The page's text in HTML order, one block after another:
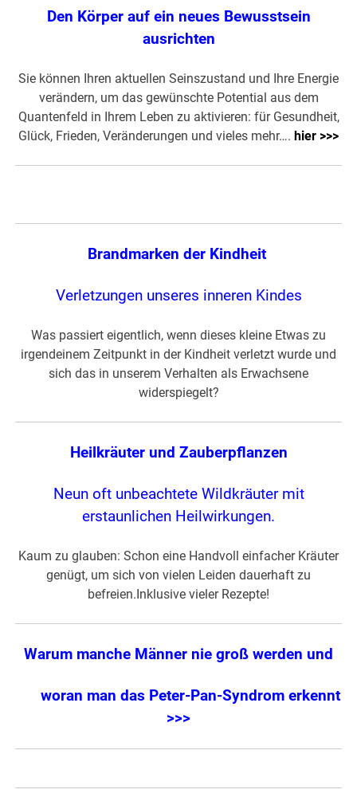
Den Körper auf ein neues Bewusstsein
ausrichten
Sie können Ihren aktuellen Seinszustand und Ihre Energie
verändern, um das gewünschte Potential aus dem
Quantenfeld in Ihrem Leben zu aktivieren: für Gesundheit,
Glück, Frieden, Veränderungen und vieles mehr…. hier >>>
Brandmarken der Kindheit
Verletzungen unseres inneren Kindes
Was passiert eigentlich, wenn dieses kleine Etwas zu
irgendeinem Zeitpunkt in der Kindheit verletzt wurde und
sich das in unserem Verhalten als Erwachsene
widerspiegelt?
Heilkräuter und Zauberpflanzen
Neun oft unbeachtete Wildkräuter mit
erstaunlichen Heilwirkungen.
Kaum zu glauben: Schon eine Handvoll einfacher Kräuter
genügt, um sich von vielen Leiden dauerhaft zu
befreien.Inklusive vieler Rezepte!
Warum manche Männer nie groß werden und
woran man das Peter-Pan-Syndrom erkennt
>>>